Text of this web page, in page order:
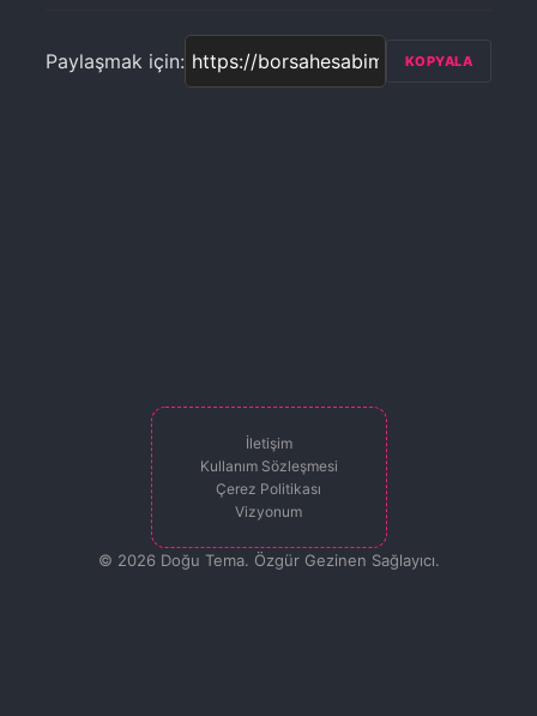
Paylaşmak için: KOPYALA
İletişim
Kullanım Sözleşmesi
Çerez Politikası
Vizyonum
© 2026 Doğu Tema. Özgür Gezinen Sağlayıcı.